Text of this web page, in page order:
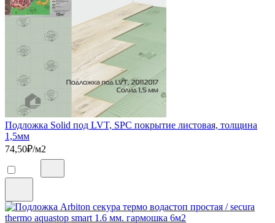
Подложка Solid под LVT, SPC покрытие листовая, толщина
1,5мм
74,50₽/м2